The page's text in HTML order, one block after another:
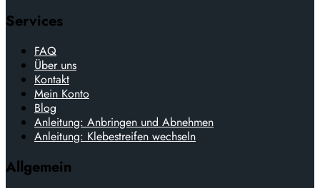
Services
FAQ
Über uns
Kontakt
Mein Konto
Blog
Anleitung: Anbringen und Abnehmen
Anleitung: Klebestreifen wechseln
Allgemein